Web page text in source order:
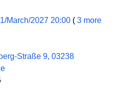
March/2027 20:00 ( 3 more
Straße 9, 03238